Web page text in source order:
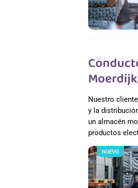
Nuestro
y la
un almacén
productos
NUEVO